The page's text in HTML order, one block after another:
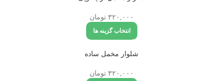
۳۲۰,۰۰۰ تومان
انتخاب گزینه ها
شلوار مخمل ساده
۳۲۰,۰۰۰ تومان